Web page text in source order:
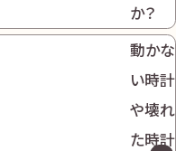
か？
動かな
い時計
や壊れ
た時計